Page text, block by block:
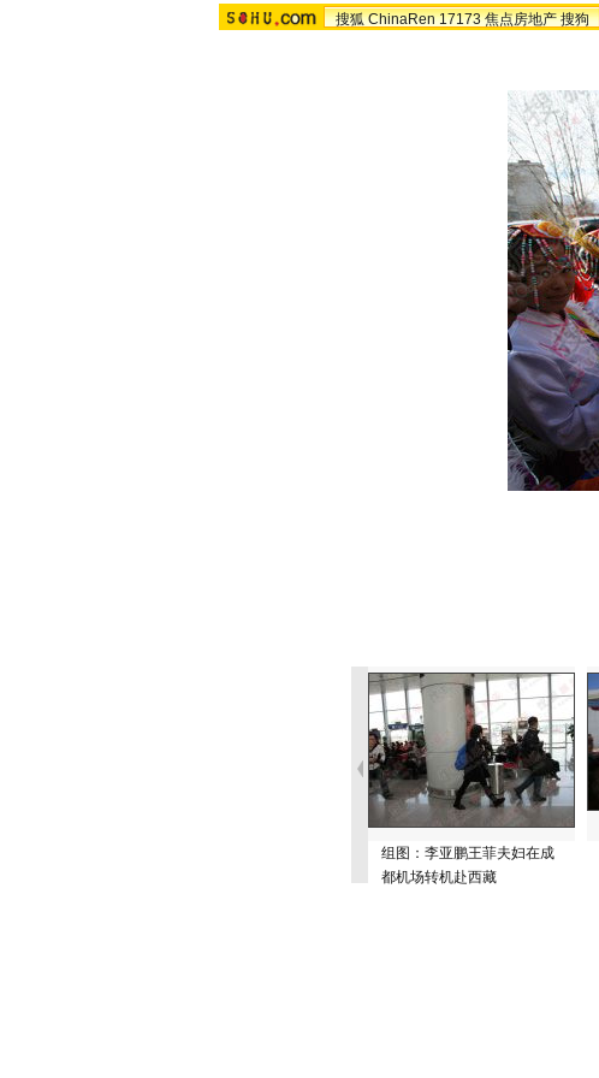
搜狐 ChinaRen 17173 焦点房地产 搜狗
组图：李亚鹏王菲夫妇在成
都机场转机赴西藏